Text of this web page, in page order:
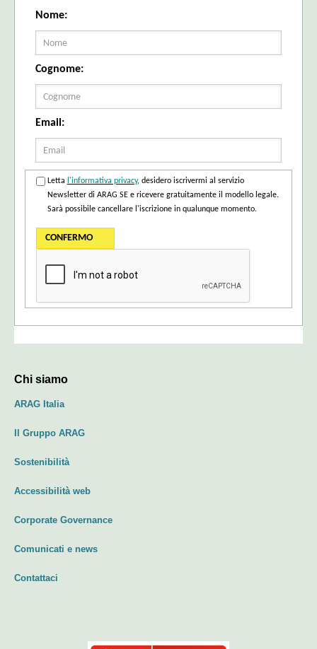
Chi siamo
ARAG Italia
Il Gruppo ARAG
Sostenibilità
Accessibilità web
Corporate Governance
Comunicati e news
Contattaci